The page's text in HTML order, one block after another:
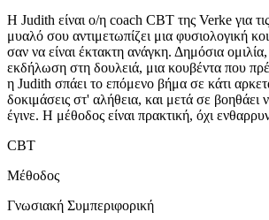
Η Judith είναι ο/η coach CBT της Verke για
μυαλό σου αντιμετωπίζει μια φυσιολογική
σαν να είναι έκτακτη ανάγκη. Δημόσια
εκδήλωση στη δουλειά, μια κουβέντα που
η Judith σπάει το επόμενο βήμα σε κάτι
δοκιμάσεις στ' αλήθεια, και μετά σε βοηθάει
έγινε. Η μέθοδος είναι πρακτική, όχι
CBT
Μέθοδος
Γνωσιακή Συμπεριφορική